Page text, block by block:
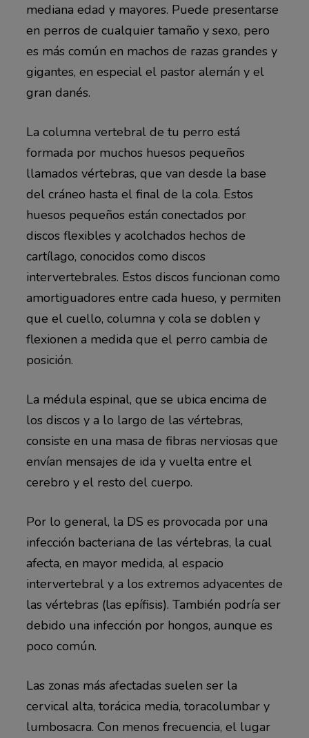
mediana edad y mayores. Puede presentarse
en perros de cualquier tamaño y sexo, pero
es más común en machos de razas grandes y
gigantes, en especial el pastor alemán y el
gran danés.
La columna vertebral de tu perro está
formada por muchos huesos pequeños
llamados vértebras, que van desde la base
del cráneo hasta el final de la cola. Estos
huesos pequeños están conectados por
discos flexibles y acolchados hechos de
cartílago, conocidos como discos
intervertebrales. Estos discos funcionan como
amortiguadores entre cada hueso, y permiten
que el cuello, columna y cola se doblen y
flexionen a medida que el perro cambia de
posición.
La médula espinal, que se ubica encima de
los discos y a lo largo de las vértebras,
consiste en una masa de fibras nerviosas que
envían mensajes de ida y vuelta entre el
cerebro y el resto del cuerpo.
Por lo general, la DS es provocada por una
infección bacteriana de las vértebras, la cual
afecta, en mayor medida, al espacio
intervertebral y a los extremos adyacentes de
las vértebras (las epífisis). También podría ser
debido una infección por hongos, aunque es
poco común.
Las zonas más afectadas suelen ser la
cervical alta, torácica media, toracolumbar y
lumbosacra. Con menos frecuencia, el lugar